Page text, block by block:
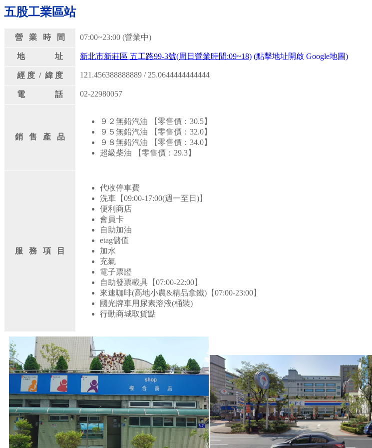
五股工業區站
營 業 時 間 07:00~23:00 (營業中)
地 址 新北市新莊區 五工路99-3號(周日營業時間:09~18) (點擊地址開啟 Google地圖)
經 度 / 緯 度 121.456388888889 / 25.0644444444444
電 話 02-22980057
銷 售 產 品
９２無鉛汽油 【零售價：30.5】
９５無鉛汽油 【零售價：32.0】
９８無鉛汽油 【零售價：34.0】
超級柴油 【零售價：29.3】
服 務 項 目
代收停車費
洗車【09:00-17:00(週一至日)】
便利商店
會員卡
自助加油
etag儲值
加水
充氣
電子票證
自助發票載具【07:00-22:00】
來速咖啡(高地小農&精品拿鐵)【07:00-23:00】
國光牌車用尿素溶液(桶裝)
行動商城取貨點